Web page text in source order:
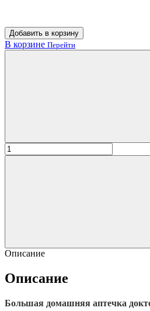
Добавить в корзину
В корзине Перейти
Описание
Описание
Большая домашняя аптечка